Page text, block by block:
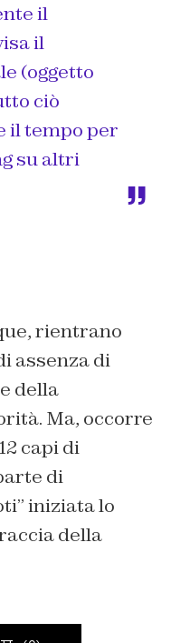
il
il
(oggetto
ciò
il tempo per
su altri
rientrano
assenza di
della
Ma, occorre
capi di
di
iniziata lo
della